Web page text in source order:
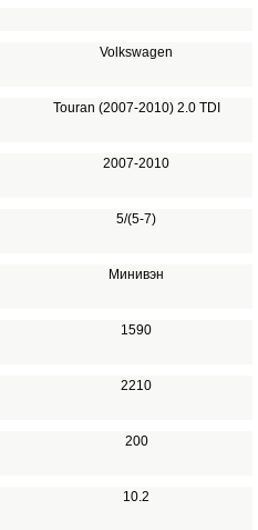
Volkswagen
Touran (2007-2010) 2.0 TDI
2007-2010
5/(5-7)
Минивэн
1590
2210
200
10.2